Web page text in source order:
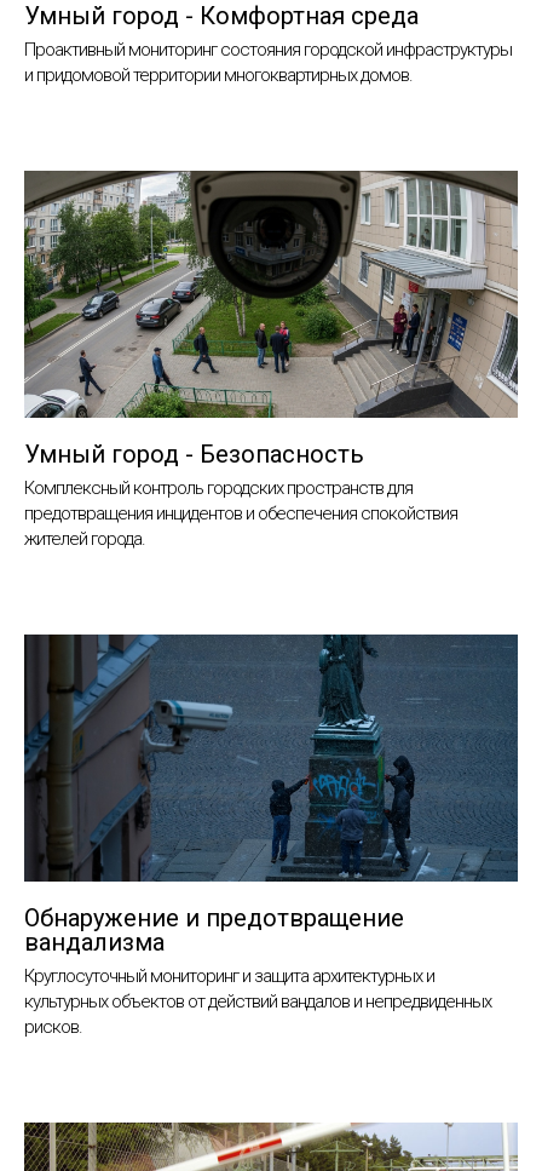
Умный город - Комфортная среда
Проактивный мониторинг состояния городской инфраструктуры
и придомовой территории многоквартирных домов.
Умный город - Безопасность
Комплексный контроль городских пространств для
предотвращения инцидентов и обеспечения спокойствия
жителей города.
Обнаружение и предотвращение
вандализма
Круглосуточный мониторинг и защита архитектурных и
культурных объектов от действий вандалов и непредвиденных
рисков.